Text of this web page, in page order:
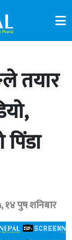
तयार
१४ पुष शनिबार